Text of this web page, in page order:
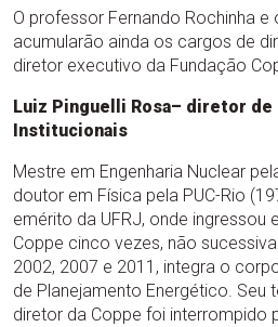
O professor Fernando Rochinha e
acumularão ainda os cargos de
diretor executivo da Fundação
Luiz Pinguelli Rosa– diretor de
Institucionais
Mestre em Engenharia Nuclear
doutor em Física pela PUC-Rio
emérito da UFRJ, onde ingressou
Coppe cinco vezes, não
2002, 2007 e 2011, integra o
de Planejamento Energético.
diretor da Coppe foi interrompido